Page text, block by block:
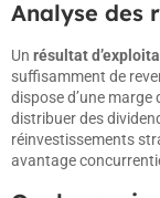
Analyse des
Un résultat
suffisamment de
dispose d’une
distribuer des
réinvestissements
avantage